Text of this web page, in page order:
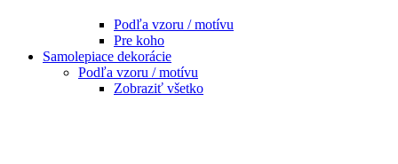
Podľa vzoru / motívu
Pre koho
Samolepiace dekorácie
Podľa vzoru / motívu
Zobraziť všetko